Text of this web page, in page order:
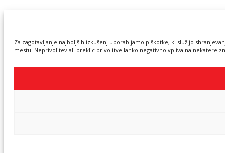
Za zagotavljanje najboljših izkušenj uporabljamo piškotke, ki služijo
mestu. Neprivolitev ali preklic privolitve lahko negativno vpliva na nekatere